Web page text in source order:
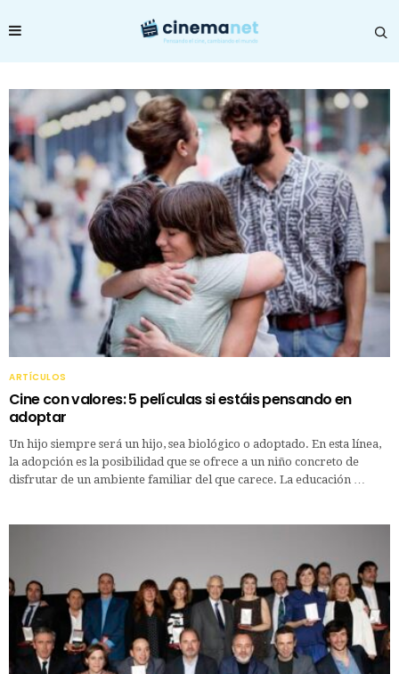
ARTÍCULOS
Cine con valores: 5 películas si estáis pensando en
adoptar
Un hijo siempre será un hijo, sea biológico o adoptado. En esta línea,
la adopción es la posibilidad que se ofrece a un niño concreto de
disfrutar de un ambiente familiar del que carece. La educación …